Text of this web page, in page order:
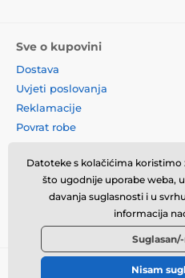
Sve o kupovini
Dostava
Uvjeti poslovanja
Reklamacije
Povrat robe
Načela o korištenju kolačića
Kontaktne informacije
Informacije o obradi osobnih
© 2026 momanio.hr ⦁ E-
Datoteke s kolačićima koristimo
što ugodnije uporabe weba,
davanja suglasnosti i u
informacija
Nisam